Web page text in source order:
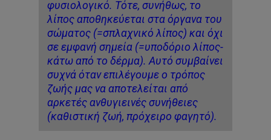
φυσιολογικό. Τότε, συνήθως, το
λίπος αποθηκεύεται στα όργανα του
σώματος (=σπλαχνικό λίπος) και όχι
σε εμφανή σημεία (=υποδόριο λίπος-
κάτω από το δέρμα). Αυτό συμβαίνει
συχνά όταν επιλέγουμε ο τρόπος
ζωής μας να αποτελείται από
αρκετές ανθυγιεινές συνήθειες
(καθιστική ζωή, πρόχειρο φαγητό).